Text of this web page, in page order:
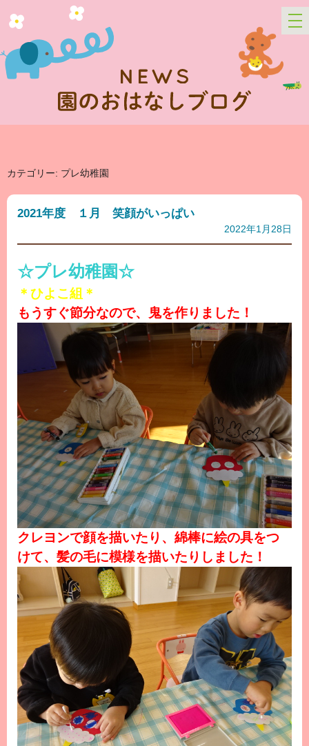
カテゴリー: プレ幼稚園
2021年度 １月 笑顔がいっぱい
2022年1月28日
☆プレ幼稚園☆
＊ひよこ組＊
もうすぐ節分なので、鬼を作りました！
クレヨンで顔を描いたり、綿棒に絵の具をつ
けて、髪の毛に模様を描いたりしました！